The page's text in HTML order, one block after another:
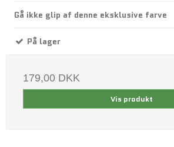
Gå ikke glip af denne eksklusive farve
På lager
179,00 DKK
Vis produkt